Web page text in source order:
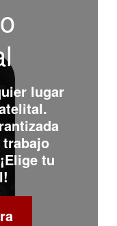
lugar
.
tu